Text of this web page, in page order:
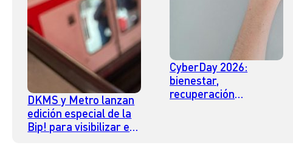
DKMS y Metro lanzan
edición especial de la
Bip! para visibilizar el
CyberDay 2026:
bienestar,
recuperación